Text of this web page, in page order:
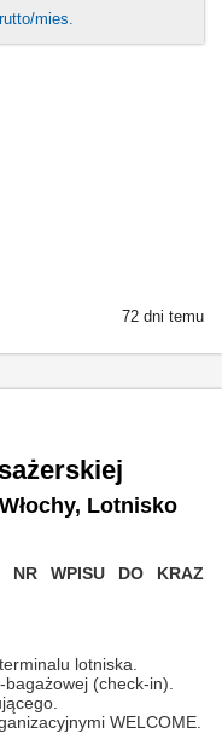
mies.
72 dni temu
Lotnisko
NR WPISU DO KRAZ
lotniska.
(check-in).
WELCOME.